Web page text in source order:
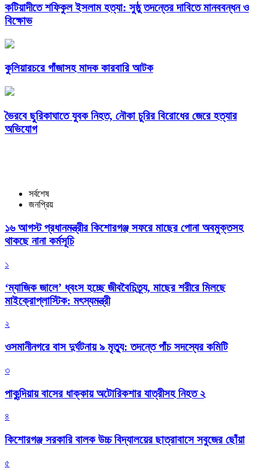
কটিয়াদীতে শফিকুল ইসলাম হত্যা: সুষ্ঠু তদন্তের দাবিতে মানববন্ধন ও
বিক্ষোভ
কুলিয়ারচরে গাঁজাসহ মাদক কারবারি আটক
ভৈরবে ছুরিকাঘাতে যুবক নিহত, নৌকা চুরির বিরোধের জেরে হত্যার
অভিযোগ
সর্বশেষ
জনপ্রিয়
১৬ আগস্ট প্রধানমন্ত্রীর কিশোরগঞ্জ সফরে মাছের পোনা অবমুক্তসহ
থাকছে নানা কর্মসূচি
১
‘ম্যাজিক জালে’ ধ্বংস হচ্ছে জীববৈচিত্র্য, মাছের শরীরে মিলছে
মাইক্রোপ্লাস্টিক: মৎস্যমন্ত্রী
২
ওসমানীনগরে বাস দুর্ঘটনায় ৯ মৃত্যু: তদন্তে পাঁচ সদস্যের কমিটি
৩
পাকুন্দিয়ায় বাসের ধাক্কায় অটোরিকশার যাত্রীসহ নিহত ২
৪
কিশোরগঞ্জ সরকারি বালক উচ্চ বিদ্যালয়ের ছাত্রাবাসে সবুজের ছোঁয়া
৫